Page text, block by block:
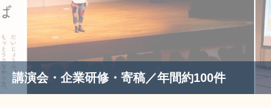
講演会・企業研修・寄稿／年間約100件
取材等のお問い合わせ
EMCOカード